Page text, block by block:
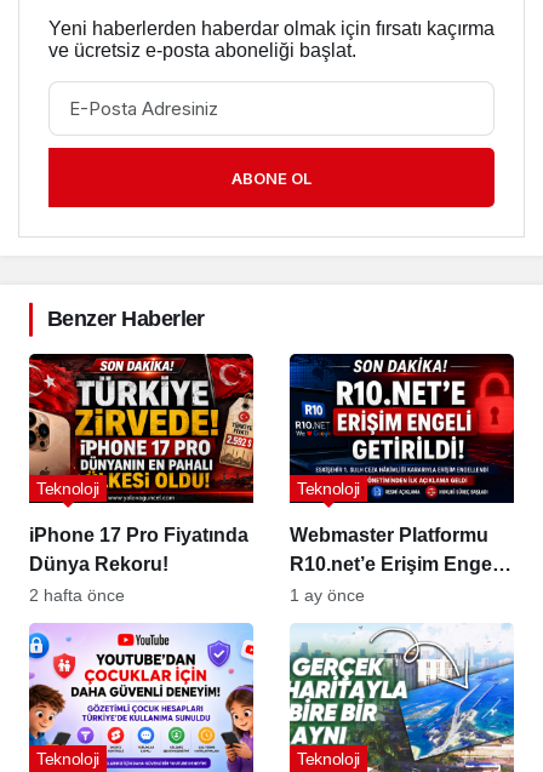
Yeni haberlerden haberdar olmak için fırsatı kaçırma
ve ücretsiz e-posta aboneliği başlat.
ABONE OL
Benzer Haberler
iPhone 17 Pro Fiyatında
Dünya Rekoru!
Teknoloji
2 hafta önce
Webmaster Platformu
R10.net’e Erişim Engeli
Kararı!
Teknoloji
1 ay önce
Teknoloji Teknoloji